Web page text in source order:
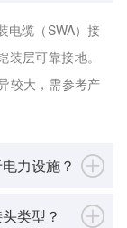
电缆（SWA）接
层可靠接地。
较大，需参考产
力设施？
类型？